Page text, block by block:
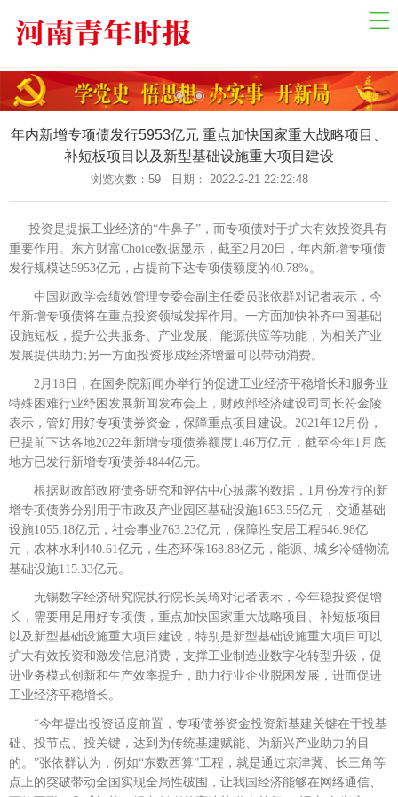
网站导航
国际资讯
国内新闻
乡村振兴
金融观察
关于我们
健康教育
自然生态
社会法制
广告服务
返回首页
年内新增专项债发行5953亿元 重点加快国家重大战略项目、
补短板项目以及新型基础设施重大项目建设
浏览次数： 59 日期： 2022-2-21 22:22:48
投资是提振工业经济的“牛鼻子”，而专项债对于扩大有效投资具有
重要作用。东方财富Choice数据显示，截至2月20日，年内新增专项债
发行规模达5953亿元，占提前下达专项债额度的40.78%。
中国财政学会绩效管理专委会副主任委员张依群对记者表示，今
年新增专项债将在重点投资领域发挥作用。一方面加快补齐中国基础
设施短板，提升公共服务、产业发展、能源供应等功能，为相关产业
发展提供助力;另一方面投资形成经济增量可以带动消费。
2月18日，在国务院新闻办举行的促进工业经济平稳增长和服务业
特殊困难行业纾困发展新闻发布会上，财政部经济建设司司长符金陵
表示，管好用好专项债券资金，保障重点项目建设。2021年12月份，
已提前下达各地2022年新增专项债券额度1.46万亿元，截至今年1月底
地方已发行新增专项债券4844亿元。
根据财政部政府债务研究和评估中心披露的数据，1月份发行的新
增专项债券分别用于市政及产业园区基础设施1653.55亿元，交通基础
设施1055.18亿元，社会事业763.23亿元，保障性安居工程646.98亿
元，农林水利440.61亿元，生态环保168.88亿元，能源、城乡冷链物流
基础设施115.33亿元。
无锡数字经济研究院执行院长吴琦对记者表示，今年稳投资促增
长，需要用足用好专项债，重点加快国家重大战略项目、补短板项目
以及新型基础设施重大项目建设，特别是新型基础设施重大项目可以
扩大有效投资和激发信息消费，支撑工业制造业数字化转型升级，促
进业务模式创新和生产效率提升，助力行业企业脱困发展，进而促进
工业经济平稳增长。
“今年提出投资适度前置，专项债券资金投资新基建关键在于投基
础、投节点、投关键，达到为传统基建赋能、为新兴产业助力的目
的。”张依群认为，例如“东数西算”工程，就是通过京津冀、长三角等
点上的突破带动全国实现全局性破围，让我国经济能够在网络通信、